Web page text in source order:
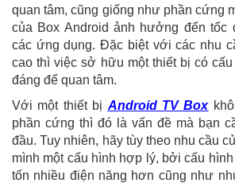
quan tâm, cũng giống như phần cứng
của Box Android ảnh hưởng đến tốc
các ứng dụng. Đặc biệt với các nhu
cao thì việc sở hữu một thiết bị có
đáng để quan tâm.
Với một thiết bị Android TV Box
phần cứng thì đó là vấn đề mà bạn
đầu. Tuy nhiên, hãy tùy theo nhu cầu
mình một cấu hình hợp lý, bởi cấu
tốn nhiều điện năng hơn cũng như